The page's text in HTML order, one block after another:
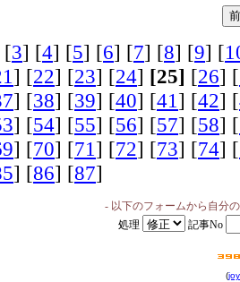
[3] [4] [5] [6] [7] [8] [9] [
] [22] [23] [24] [25] [26] [
] [38] [39] [40] [41 ] [42] [
] [54] [55] [56] [57] [58] [
] [70] [71 ] [72] [73] [74] [
] [86] [87]
- 以下のフォームから自分
処理
記事No
(